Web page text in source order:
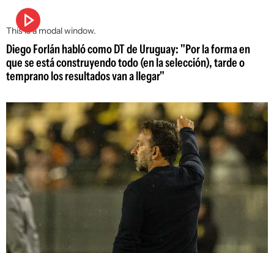
This is a modal window.
Diego Forlán habló como DT de Uruguay: "Por la forma en
que se está construyendo todo (en la selección), tarde o
temprano los resultados van a llegar"